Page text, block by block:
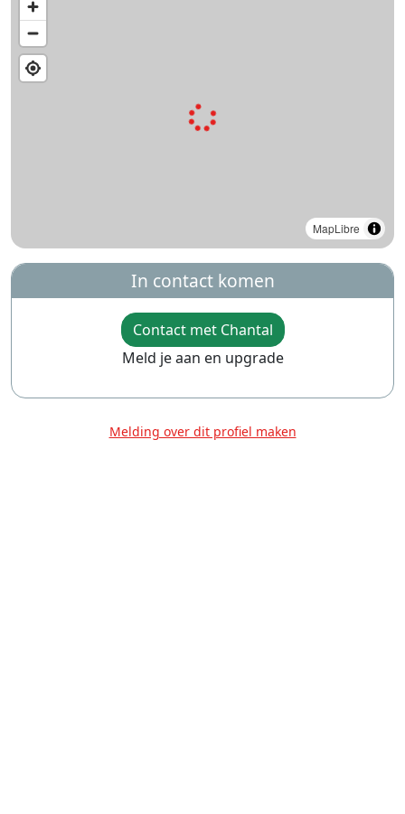
MapLibre
In contact komen
Contact met Chantal
Meld je aan en upgrade
Melding over dit profiel maken